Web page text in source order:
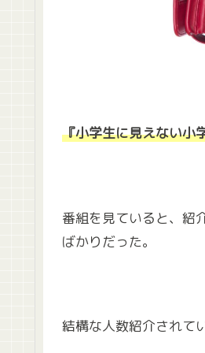
『小学生に見えない小
番組を見ていると、紹
ばかりだった。
結構な人数紹介されて